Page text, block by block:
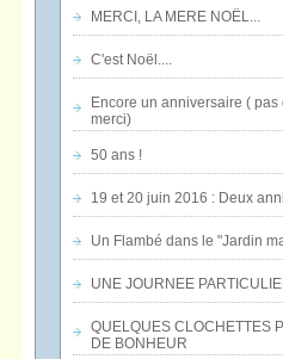
MERCI, LA MERE NOËL...
C'est Noël....
Encore un anniversaire (
merci)
50 ans !
19 et 20 juin 2016 : Deux
Un Flambé dans le "Jardin
UNE JOURNEE
QUELQUES CLOCHETTES
DE BONHEUR